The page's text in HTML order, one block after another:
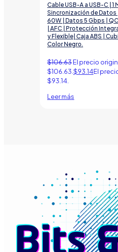
Cable USB-A a USB-C | 1
Sincronización de Datos
60W | Datos 5 Gbps |
| AFC | Protección
y Flexible| Caja ABS |
Color Negro.
$106.63El precio
$106.63.$93.14El
$93.14.
Leer más